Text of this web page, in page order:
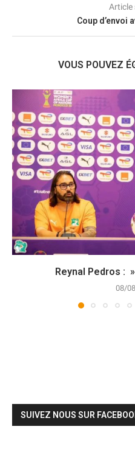
Article
Coup d’envoi
VOUS POUVEZ
Reynal Pedros :
08/
SUIVEZ NOUS SUR